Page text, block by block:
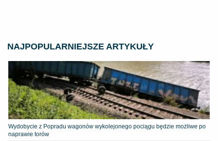
NAJPOPULARNIEJSZE ARTYKUŁY
Wydobycie z Popradu wagonów wykolejonego pociągu będzie możliwe po
naprawie torów